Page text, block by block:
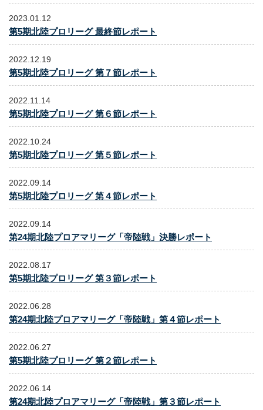
2023.01.12
第5期北陸プロリーグ 最終節レポート
2022.12.19
第5期北陸プロリーグ 第７節レポート
2022.11.14
第5期北陸プロリーグ 第６節レポート
2022.10.24
第5期北陸プロリーグ 第５節レポート
2022.09.14
第5期北陸プロリーグ 第４節レポート
2022.09.14
第24期北陸プロアマリーグ「帝陸戦」決勝レポート
2022.08.17
第5期北陸プロリーグ 第３節レポート
2022.06.28
第24期北陸プロアマリーグ「帝陸戦」第４節レポート
2022.06.27
第5期北陸プロリーグ 第２節レポート
2022.06.14
第24期北陸プロアマリーグ「帝陸戦」第３節レポート